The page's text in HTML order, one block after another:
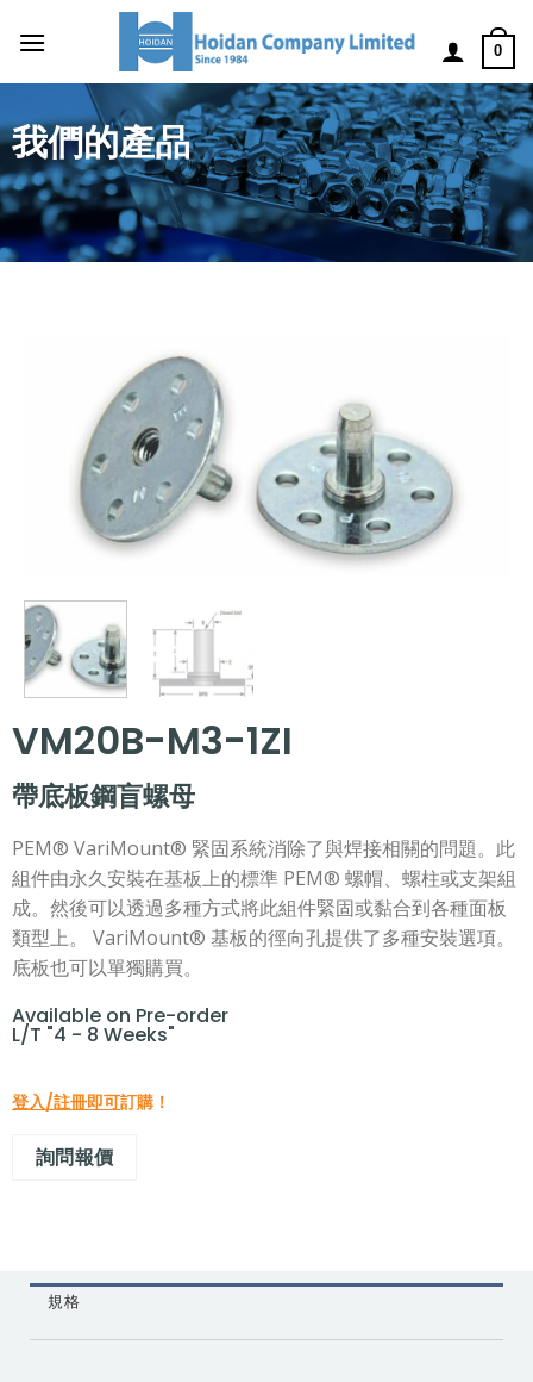
0
我們的產品
VM20B-M3-1ZI
帶底板鋼盲螺母
PEM® VariMount® 緊固系統消除了與焊接相關的問題。此
組件由永久安裝在基板上的標準 PEM® 螺帽、螺柱或支架組
成。然後可以透過多種方式將此組件緊固或黏合到各種面板
類型上。 VariMount® 基板的徑向孔提供了多種安裝選項。
底板也可以單獨購買。
Available on Pre-order
L/T "4 - 8 Weeks"
登入/註冊即可訂購！
詢問報價
規格